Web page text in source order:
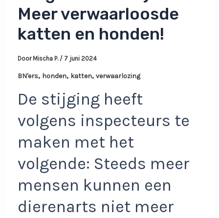
Meer verwaarloosde
katten en honden!
Door Mischa P. / 7 juni 2024
BN'ers, honden, katten, verwaarlozing
De stijging heeft
volgens inspecteurs te
maken met het
volgende: Steeds meer
mensen kunnen een
dierenarts niet meer